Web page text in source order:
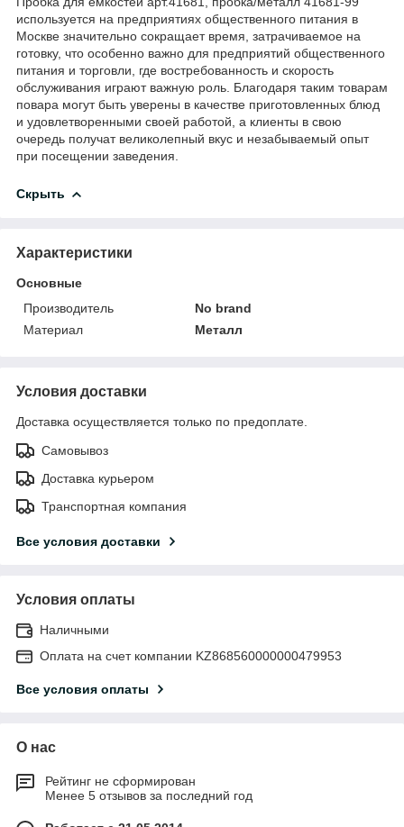
используется на предприятиях общественного питания в
Москве значительно сокращает время, затрачиваемое на
готовку, что особенно важно для предприятий общественного
питания и торговли, где востребованность и скорость
обслуживания играют важную роль. Благодаря таким товарам
повара могут быть уверены в качестве приготовленных блюд
и удовлетворенными своей работой, а клиенты в свою
очередь получат великолепный вкус и незабываемый опыт
при посещении заведения.
Скрыть
Характеристики
Основные
Производитель
No brand
Материал
Металл
Условия доставки
Доставка осуществляется только по предоплате.
Самовывоз
Доставка курьером
Транспортная компания
Все условия доставки
Условия оплаты
Наличными
Оплата на счет компании KZ868560000000479953
Все условия оплаты
О нас
Рейтинг не сформирован
Менее 5 отзывов за последний год